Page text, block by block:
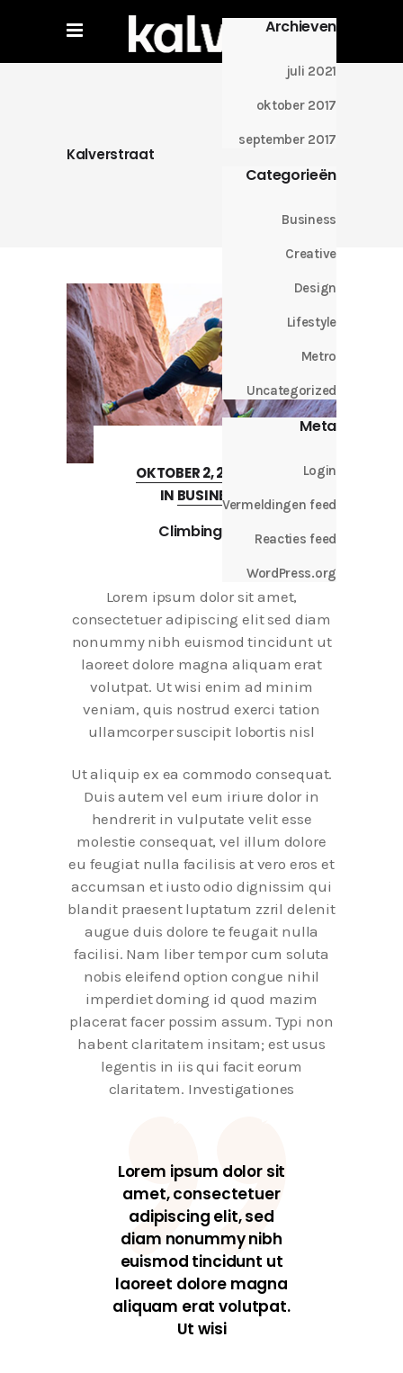
Archieven
juli 2021
oktober 2017
september 2017
Categorieën
Business
Creative
Design
Lifestyle
Metro
Uncategorized
Meta
Login
Vermeldingen feed
Reacties feed
WordPress.org
Kalverstraat
OKTOBER 2, 2017
IN BUSINESS
Climbing Up
Lorem ipsum dolor sit amet,
consectetuer adipiscing elit sed diam
nonummy nibh euismod tincidunt ut
laoreet dolore magna aliquam erat
volutpat. Ut wisi enim ad minim
veniam, quis nostrud exerci tation
ullamcorper suscipit lobortis nisl
Ut aliquip ex ea commodo consequat.
Duis autem vel eum iriure dolor in
hendrerit in vulputate velit esse
molestie consequat, vel illum dolore
eu feugiat nulla facilisis at vero eros et
accumsan et iusto odio dignissim qui
blandit praesent luptatum zzril delenit
augue duis dolore te feugait nulla
facilisi. Nam liber tempor cum soluta
nobis eleifend option congue nihil
imperdiet doming id quod mazim
placerat facer possim assum. Typi non
habent claritatem insitam; est usus
legentis in iis qui facit eorum
claritatem. Investigationes
Lorem ipsum dolor sit
amet, consectetuer
adipiscing elit, sed
diam nonummy nibh
euismod tincidunt ut
laoreet dolore magna
aliquam erat volutpat.
Ut wisi